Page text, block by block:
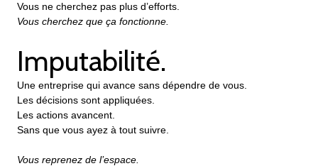
Vous ne cherchez pas plus d’efforts.
Vous cherchez que ça fonctionne.
Imputabilité.
Une entreprise qui avance sans dépendre de vous.
Les décisions sont appliquées.
Les actions avancent.
Sans que vous ayez à tout suivre.
Vous reprenez de l’espace.